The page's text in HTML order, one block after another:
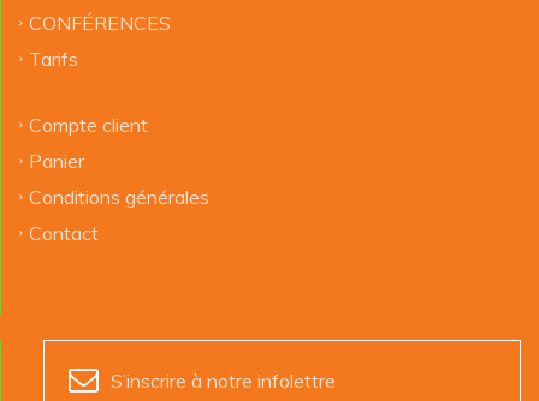
CONFÉRENCES
Tarifs
Compte client
Panier
Conditions générales
Contact
S’inscrire à notre infolettre